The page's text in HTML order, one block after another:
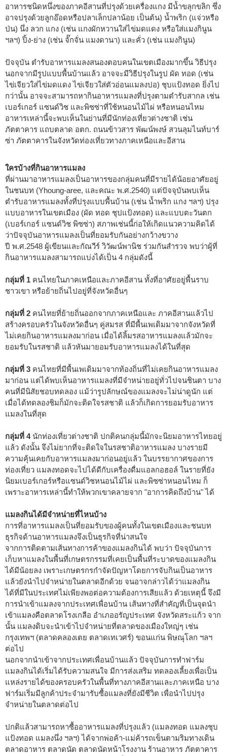
อาหารชนิดหนึ่งของภาคอีสานที่ปรุงด้วยเครื่องแกง มีน้ำขลุกขลิก ซึ่ง
อาจปรุงด้วยลูกอ๊อดหรือปลาเล็กปลาน้อย เป็นต้น) น้ำพริก (แจ่วหรือ
ป่น) นึ่ง ลวก แกง (เช่น แกงผักหวานใส่ไข่มดแดง หรือใส่แมงกินูน
ฯลฯ) ปิ้ง-ย่าง (เช่น จั๊กจั่น แมงดานา) และคั่ว (เช่น แมงกินูน)
ปัจจุบัน ตำรับอาหารแมลงสนองตอบคนในเขตเมืองมากขึ้น วิธีปรุง
นอกจากมีรูปแบบพื้นบ้านแล้ว อาจจะมีวิธีปรุงในรูป ผัด ทอด (เช่น
ไข่เจียวใส่ไข่มดแดง ไข่เจียวใส่ตัวอ่อนแมลงปอ) ชุบแป้งทอด ยิ่งไป
กว่านั้น อาจจะสามารถหากินอาหารแมลงที่ปรุงตามตำรับสากล เช่น
เบอร์เกอร์ แซนด์วิช และพิซซ่าที่ใช้หนอนไม้ไผ่ หรือหนอนไหม
อาหารเหล่านี้จะพบเห็นในย่านที่มีนักท่องเที่ยวต่างชาติ เช่น
ภัตตาคาร แถบตลาด อตก. ถนนข้าวสาร พัฒน์พงษ์ สวนลุมไนท์บาร์
ซ่า ภัตตาคารในจังหวัดท่องเที่ยวทางภาคเหนือและอีสาน
ใครบ้างที่กินอาหารแมลง
ที่ผ่านมาอาหารแมลงเป็นอาหารของกลุ่มคนที่มีรายได้น้อยอาศัยอยู่
ในชนบท (Yhoung-aree, และคณะ พ.ศ.2540) แต่ปัจจุบันพบเห็น
ตำรับอาหารแมลงทั้งที่ปรุงแบบพื้นบ้าน (เช่น น้ำพริก แกง ฯลฯ) ปรุง
แบบอาหารในเขตเมือง (ผัด ทอด ชุปแป้งทอด) และแบบตะวันตก
(เบอร์เกอร์ แซนด์วิช พิซซ่า) สภาพเช่นนี้ก่อให้เกิดแนวความคิดได้
ว่าปัจจุบันอาหารแมลงเป็นที่ยอมรับกันอย่างกว้างขวาง
ปี พ.ศ.2548 ผู้เขียนและกัณวีร์ วิวัฒน์พานิช ร่วมกันสำรวจ พบว่าผู้ที่
กินอาหารแมลงสามารถแบ่งได้เป็น 4 กลุ่มดังนี้
กลุ่มที่ 1 คนไทยในภาคเหนือและภาคอีสาน ทั้งที่อาศัยอยู่พื้นราบ
ชาวเขา หรือย้ายถิ่นไปอยู่ที่จังหวัดอื่นๆ
กลุ่มที่ 2 คนไทยที่ย้ายถิ่นออกจากภาคเหนือและ ภาคอีสานแล้วไป
สร้างครอบครัวในจังหวัดอื่นๆ คู่สมรส ที่มีพื้นเพเดิมมาจากจังหวัดที่
ไม่เคยกินอาหารแมลงมาก่อน เมื่อได้ลิ้มรสอาหารแมลงแล้วมักจะ
ยอมรับในรสชาติ แล้วหันมายอมรับอาหารแมลงได้ในที่สุด
กลุ่มที่ 3 คนไทยที่มีพื้นเพเดิมมาจากท้องถิ่นที่ไม่เคยกินอาหารแมลง
มาก่อน แต่ได้พบเห็นอาหารแมลงที่มีจำหน่ายอยู่ทั่วไปจนชินตา บาง
คนที่มีนิสัยชอบทดลอง แม้ว่ารูปลักษณ์ของแมลงจะไม่น่าดูนัก แต่
เมื่อได้ทดลองชิมก็มักจะติดใจรสชาติ แล้วก็เกิดการยอมรับอาหาร
แมลงในที่สุด
กลุ่มที่ 4นักท่องเที่ยวต่างชาติ ปกติคนกลุ่มนี้มักจะนิยมอาหารไทยอยู่
แล้ว ดังนั้น จึงไม่ยากที่จะติดใจในรสชาติอาหารแมลง บางรายมี
ความคุ้นเคยกับอาหารแมลงมาก่อนอยู่แล้ว ในบรรยากาศของการ
ท่องเที่ยว แมลงทอดจะไปได้ดีกับเครื่องดื่มแอลกอฮอล์ ในรายที่ยัง
นิยมเบอร์เกอร์หรือแซนด์วิชหนอนไม้ไผ่ และพิซซ่าหนอนไหม ก็
เพราะอาหารเหล่านี้ทำให้พวกเขาคลายจาก "อาการคิดถึงบ้าน" ได้
แมลงกินได้มีจำหน่ายที่ไหนบ้าง
การที่อาหารแมลงเป็นที่ยอมรับของผู้คนทั้งในเขตเมืองและชนบท
ธุรกิจด้านอาหารแมลงจึงเป็นธุรกิจที่น่าสนใจ
จากการติดตามเส้นทางการค้าของแมลงกินได้ พบว่า ปัจจุบันการ
เก็บหาแมลงในพื้นที่เกษตรกรรมที่เคยเป็นพื้นที่ระบาดของแมลงกิน
ได้มีน้อยลง เพราะเกษตรกรกำจัดปัญหาโดยการจับกินเป็นอาหาร
แล้วยังนำไปจำหน่ายในตลาดอีกด้วย จนอาจกล่าวได้ว่าแมลงกิน
ได้ที่มีในประเทศไม่เพียงพอต่อความต้องการเสียแล้ว ด้วยเหตุนี้ จึงมี
การนำเข้าแมลงจากประเทศเพื่อนบ้าน เส้นทางที่สำคัญที่เป็นจุดนำ
เข้าแมลงคือตลาดโรงเกลือ อำเภออรัญประเทศ จังหวัดสระแก้ว จาก
นั้น แมลงดิบจะนำเข้าไปจำหน่ายที่ตลาดของเมืองใหญ่ๆ เช่น
กรุงเทพฯ (ตลาดคลองเตย ตลาดเทเวศร์) ขอนแก่น พิษณุโลก ฯลฯ
ต่อไป
นอกจากนำเข้าจากประเทศเพื่อนบ้านแล้ว ปัจจุบันการทำฟาร์ม
แมลงกินได้เริ่มได้รับความสนใจ มีการส่งเสริม ทดลองเลี้ยงเพื่อเป็น
แหล่งรายได้ของครอบครัวในพื้นที่ทางภาคอีสานและภาคเหนือ บาง
ฟาร์มเริ่มมีลูกค้าประจำมารับซื้อแมลงที่ยังมีชีวิต เพื่อนำไปปรุง
จำหน่ายในตลาดต่อไป
ปกติแล้วสามารถหาซื้ออาหารแมลงที่ปรุงแล้ว (แมลงทอด แมลงชุบ
แป้งทอด แมลงนึ่ง ฯลฯ) ได้จากพ่อค้า-แม่ค้ารถเข็นตามริมทางเดิน
ตลาดอาหาร ตลาดนัด ตลาดนัดหน้าโรงงาน ร้านอาหาร ภัตตาคาร